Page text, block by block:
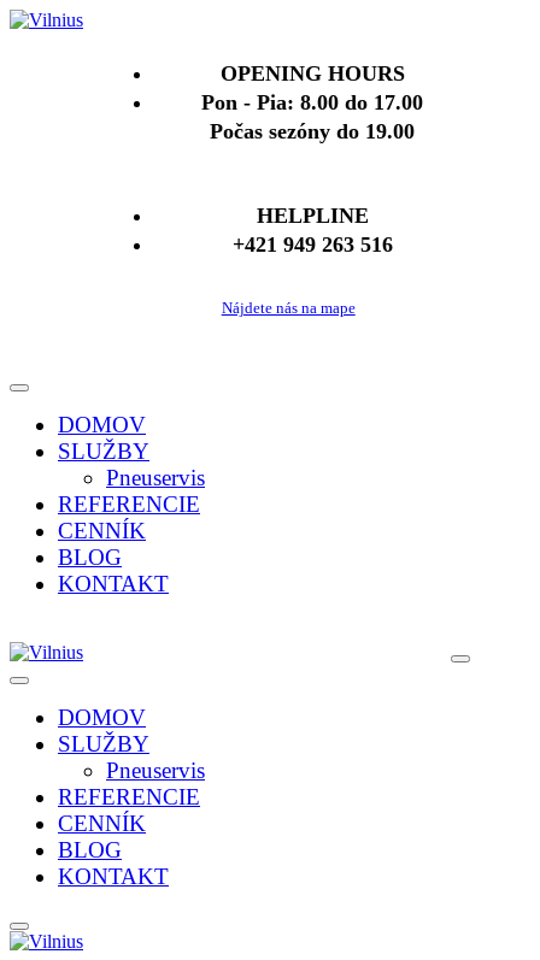
OPENING HOURS
Pon - Pia: 8.00 do 17.00
Počas sezóny do 19.00
HELPLINE
+421 949 263 516
Nájdete nás na mape
DOMOV
SLUŽBY
Pneuservis
REFERENCIE
CENNÍK
BLOG
KONTAKT
DOMOV
SLUŽBY
Pneuservis
REFERENCIE
CENNÍK
BLOG
KONTAKT